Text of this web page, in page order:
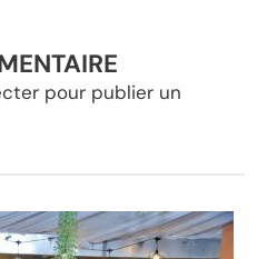
pour publier un